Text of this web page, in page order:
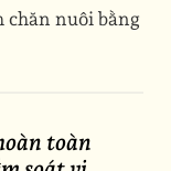
nuôi bằng
toàn